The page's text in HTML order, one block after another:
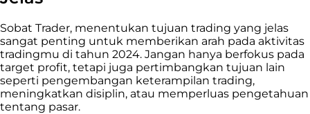
Sobat Trader, menentukan tujuan trading yang jelas
sangat penting untuk memberikan arah pada aktivitas
tradingmu di tahun 2024. Jangan hanya berfokus pada
target profit, tetapi juga pertimbangkan tujuan lain
seperti pengembangan keterampilan trading,
meningkatkan disiplin, atau memperluas pengetahuan
tentang pasar.